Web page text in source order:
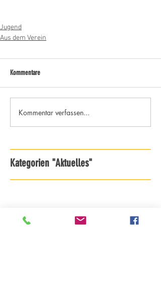
Jugend
Aus dem Verein
Kommentare
Kommentar verfassen...
Kategorien "Aktuelles"